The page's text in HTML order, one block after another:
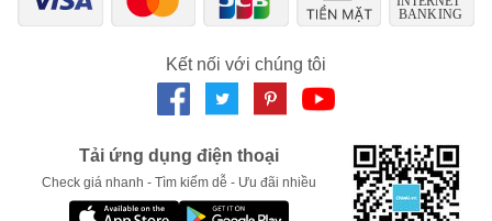
Kết nối với chúng tôi
Tải ứng dụng điện thoại
Check giá nhanh - Tìm kiếm dễ - Ưu đãi nhiều